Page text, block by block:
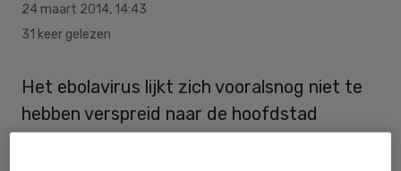
24 maart 2014, 14:43
31 keer gelezen
Het ebolavirus lijkt zich vooralsnog niet te
hebben verspreid naar de hoofdstad